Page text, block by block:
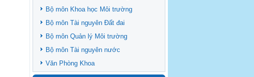
Bộ môn Khoa học Môi trường
Bộ môn Tài nguyên Đất đai
Bộ môn Quản lý Môi trường
Bộ môn Tài nguyên nước
Văn Phòng Khoa